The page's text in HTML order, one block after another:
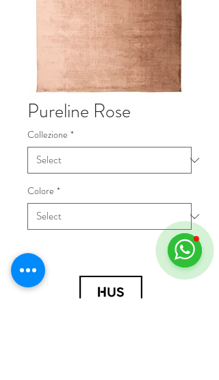
Pureline Rose
Collezione *
Colore *